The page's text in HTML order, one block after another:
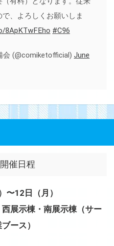
、よろしくお願いしま
8ApKTwFEho #C96
(@comiketofficial) June
催日程
〜12日（月）
展示棟・南展示棟（サー
ース）